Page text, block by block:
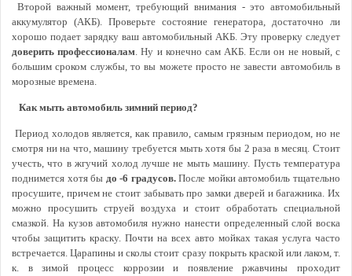
Второй важный момент, требующий внимания - это автомобильный
аккумулятор (АКБ). Проверьте состояние генератора, достаточно ли
хорошо подает зарядку ваш автомобильный АКБ. Эту проверку следует
доверить профессионалам. Ну и конечно сам АКБ. Если он не новый, с
большим сроком службы, то вы можете просто не завести автомобиль в
морозные времена.
Как мыть автомобиль зимний период?
Период холодов является, как правило, самым грязным периодом, но не
смотря ни на что, машину требуется мыть хотя бы 2 раза в месяц. Стоит
учесть, что в жгучий холод лучше не мыть машину. Пусть температура
поднимется хотя бы до -6 градусов.После мойки автомобиль тщательно
просушите, причем не стоит забывать про замки дверей и багажника. Их
можно просушить струей воздуха и стоит обработать специальной
смазкой. На кузов автомобиля нужно нанести определенный слой воска
чтобы защитить краску. Почти на всех авто мойках такая услуга часто
встречается. Царапины и сколы стоит сразу покрыть краской или лаком, т.
к. в зимой процесс коррозии и появление ржавчины проходит